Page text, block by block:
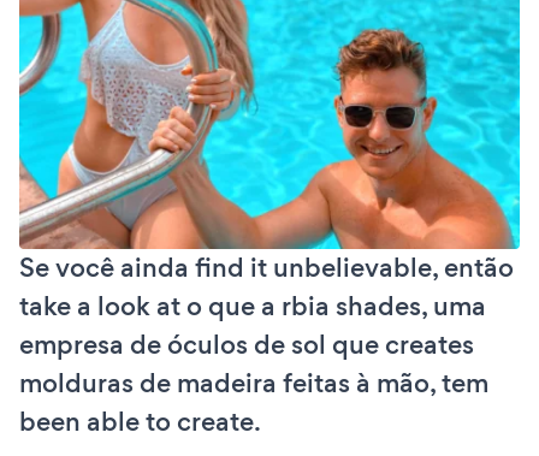
Se você ainda find it unbelievable, então
take a look at o que a rbia shades, uma
empresa de óculos de sol que creates
molduras de madeira feitas à mão, tem
been able to create.